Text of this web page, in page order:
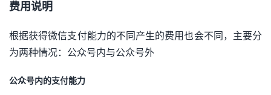
费用说明
根据获得微信支付能力的不同产生的费用也会不同，主要分
为两种情况：公众号内与公众号外
公众号内的支付能力